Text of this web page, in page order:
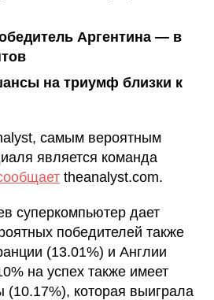
Аргентина — в
на триумф близки к
самым вероятным
является команда
theanalyst.com.
суперкомпьютер дает
победителей также
(13.01%) и Англии
на успех также имеет
(10.17%), которая выиграла